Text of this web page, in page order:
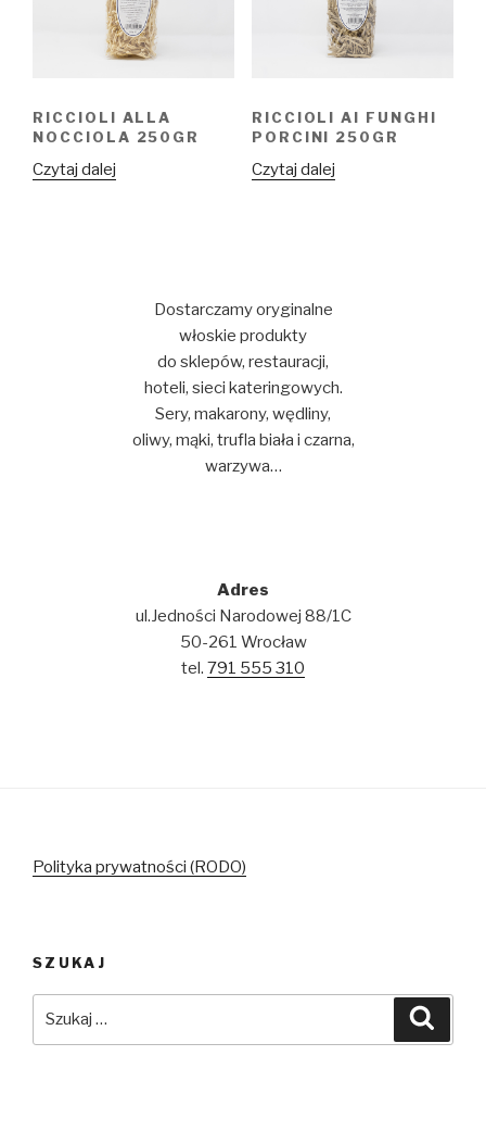
RICCIOLI ALLA
NOCCIOLA 250GR
Czytaj dalej
RICCIOLI AI FUNGHI
PORCINI 250GR
Czytaj dalej
Dostarczamy oryginalne
włoskie produkty
do sklepów, restauracji,
hoteli, sieci kateringowych.
Sery, makarony, wędliny,
oliwy, mąki, trufla biała i czarna,
warzywa…
Adres
ul.Jedności Narodowej 88/1C
50-261 Wrocław
tel. 791 555 310
Polityka prywatności (RODO)
SZUKAJ